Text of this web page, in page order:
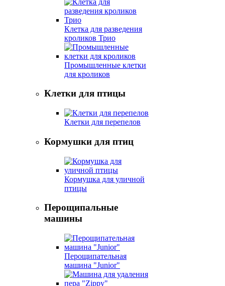
Клетка для разведения
кроликов Трио
Промышленные клетки
для кроликов
Клетки для птицы
Клетки для перепелов
Кормушки для птиц
Кормушка для уличной
птицы
Перощипальные
машины
Перощипательная
машина "Junior"